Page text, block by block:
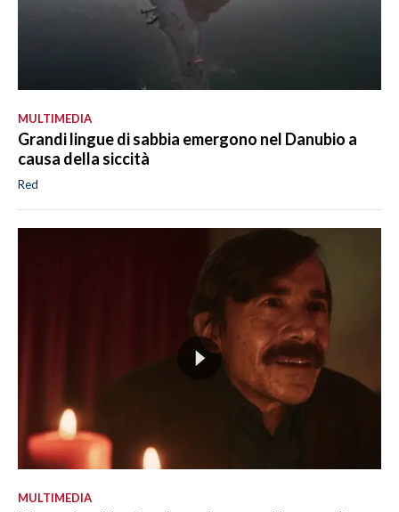
MULTIMEDIA
Grandi lingue di sabbia emergono nel Danubio a
causa della siccità
Red
MULTIMEDIA